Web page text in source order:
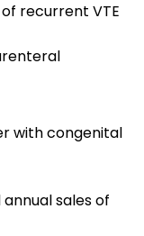
recurrent VTE
with congenital
sales of